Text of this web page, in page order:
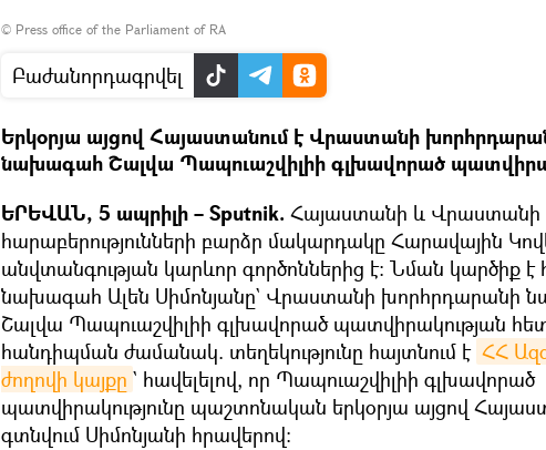
© Press office of the Parliament of RA
Բաժանորդագրվել
Երկօրյա այցով Հայաստանում է Վրաստանի
նախագահ Շալվա Պապուաշվիլիի գլխավորած
ԵՐԵՎԱՆ, 5 ապրիլի – Sputnik. Հայաստանի և Վրաստանի
հարաբերությունների բարձր մակարդակը Հարավային
անվտանգության կարևոր գործոններից է։ Նման կարծիք է
նախագահ Ալեն Սիմոնյանը` Վրաստանի խորհրդարանի
Շալվա Պապուաշվիլիի գլխավորած պատվիրակության
հանդիպման ժամանակ. տեղեկությունը հայտնում է ՀՀ
ժողովի կայքը ` հավելելով, որ Պապուաշվիլիի գլխավորած
պատվիրակությունը պաշտոնական երկօրյա այցով
գտնվում Սիմոնյանի հրավերով։